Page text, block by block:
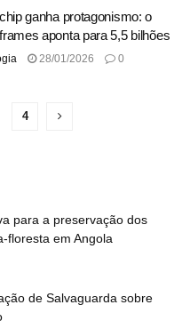
ganha protagonismo: o
aponta para 5,5 bilhões
28/01/2026 0
4
para a preservação dos
floresta em Angola
de Salvaguarda sobre